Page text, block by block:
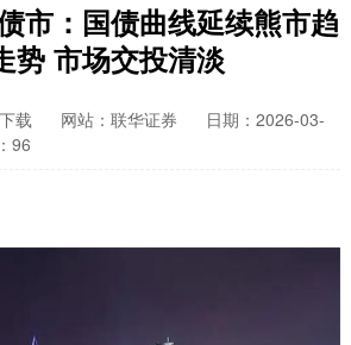
市：国债曲线延续熊市趋
势 市场交投清淡
载 网站：联华证券
日期：2026-03-
96